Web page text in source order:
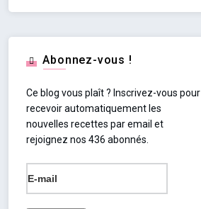
Abonnez-vous !
Ce blog vous plaît ? Inscrivez-vous pour
recevoir automatiquement les
nouvelles recettes par email et
rejoignez nos 436 abonnés.